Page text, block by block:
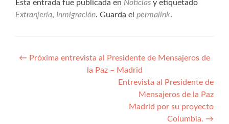
Esta entrada fue publicada en Noticias y etiquetado
Extranjería, Inmigración. Guarda el permalink.
Navegación
← Próxima entrevista al Presidente de Mensajeros de
la Paz – Madrid
Entrevista al Presidente de
Mensajeros de la Paz
Madrid por su proyecto
Columbia. →